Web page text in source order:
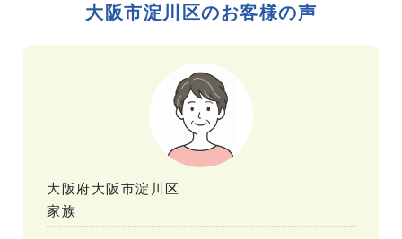
大阪市淀川区のお客様の声
大阪府大阪市淀川区
家族